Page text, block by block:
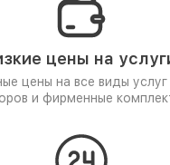
цены на
цены на все виды
и фирменные